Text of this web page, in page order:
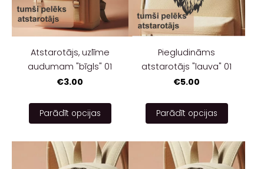
Atstarotājs, uzlīme
audumam "bīgls" 01
€3.00
Parādīt opcijas
Piegludināms
atstarotājs "lauva" 01
€5.00
Parādīt opcijas